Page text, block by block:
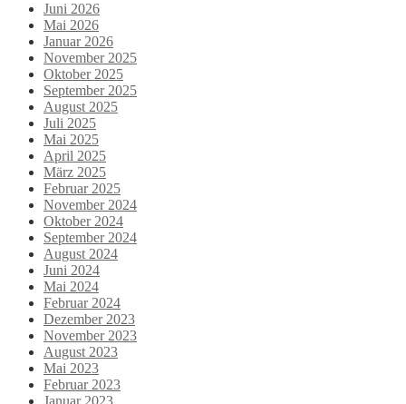
Juni 2026
Mai 2026
Januar 2026
November 2025
Oktober 2025
September 2025
August 2025
Juli 2025
Mai 2025
April 2025
März 2025
Februar 2025
November 2024
Oktober 2024
September 2024
August 2024
Juni 2024
Mai 2024
Februar 2024
Dezember 2023
November 2023
August 2023
Mai 2023
Februar 2023